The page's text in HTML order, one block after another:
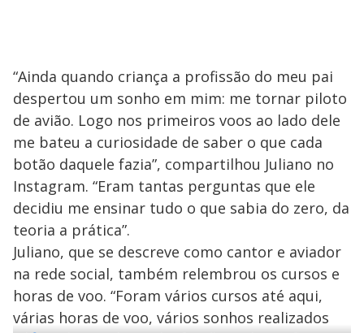
“Ainda quando criança a profissão do meu pai
despertou um sonho em mim: me tornar piloto
de avião. Logo nos primeiros voos ao lado dele
me bateu a curiosidade de saber o que cada
botão daquele fazia”, compartilhou Juliano no
Instagram. “Eram tantas perguntas que ele
decidiu me ensinar tudo o que sabia do zero, da
teoria a prática”.
Juliano, que se descreve como cantor e aviador
na rede social, também relembrou os cursos e
horas de voo. “Foram vários cursos até aqui,
várias horas de voo, vários sonhos realizados